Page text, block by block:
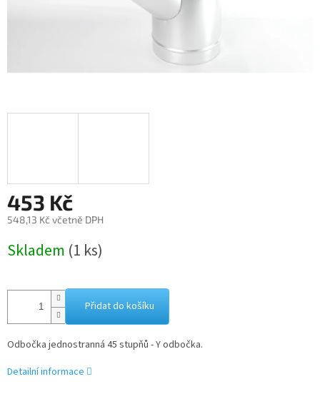
453 Kč
548,13 Kč včetně DPH
cena:
Skladem (1 ks)
Přidat do košíku
Odbočka jednostranná 45 stupňů - Y odbočka.
Detailní informace